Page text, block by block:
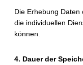
Die Erhebung Daten
die individuellen
können.
4. Dauer der